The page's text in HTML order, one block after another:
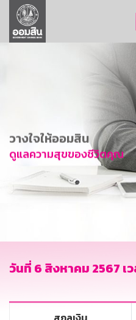
ลูกค้าธุรกิจ
ลูกค้าผู้ประกอบรายย่อย
การพัฒนาที่ยั่งยืน
ข่าวสาร
บริการทางการเงิน
อื่นๆ
GSB
วางใจให้ออมสิน
ดูแลความสุขของชีวิตคุณ
วันที่ 6 สิงหาคม 2567 เ